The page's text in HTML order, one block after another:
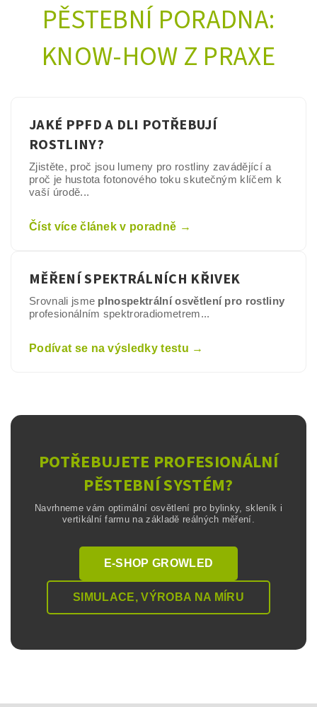
PĚSTEBNÍ PORADNA:
KNOW-HOW Z PRAXE
JAKÉ PPFD A DLI POTŘEBUJÍ
ROSTLINY?
Zjistěte, proč jsou lumeny pro rostliny zavádějící a
proč je hustota fotonového toku skutečným klíčem k
vaší úrodě...
Číst více článek v poradně →
MĚŘENÍ SPEKTRÁLNÍCH KŘIVEK
Srovnali jsme plnospektrální osvětlení pro rostliny
profesionálním spektroradiometrem...
Podívat se na výsledky testu →
POTŘEBUJETE PROFESIONÁLNÍ
PĚSTEBNÍ SYSTÉM?
Navrhneme vám optimální osvětlení pro bylinky, skleník i
vertikální farmu na základě reálných měření.
E-SHOP GROWLED
SIMULACE, VÝROBA NA MÍRU